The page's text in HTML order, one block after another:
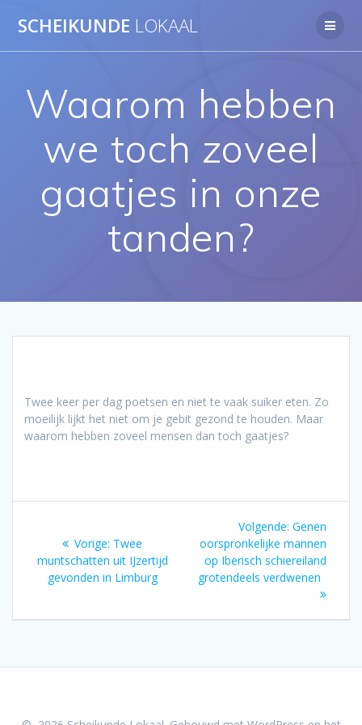
naar
SCHEIKUNDE LOKAAL
Waarom hebben
we toch zoveel
gaatjes in onze
tanden?
Twee keer per dag poetsen en niet te vaak suiker eten. Zo
moeilijk lijkt het niet om je gebit gezond te houden. Maar
waarom hebben zoveel mensen dan toch gaatjes?
navigatie
Vorige: Vorig
bericht:
Twee
muntschatten uit IJzertijd
gevonden in Limburg
Volgende: Volgend
bericht:
Genen
oorspronkelijke mannen
op Iberisch schiereiland
grotendeels verdwenen